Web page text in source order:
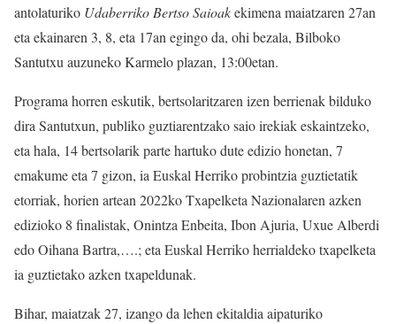
antolaturiko Udaberriko Bertso Saioakekimena maiatzaren 27an
eta ekainaren 3, 8, eta 17an egingo da, ohi bezala, Bilboko
Santutxu auzuneko Karmelo plazan, 13:00etan.
Programa horren eskutik, bertsolaritzaren izen berrienak bilduko
dira Santutxun, publiko guztiarentzako saio irekiak eskaintzeko,
eta hala, 14 bertsolarik parte hartuko dute edizio honetan, 7
emakume eta 7 gizon, ia Euskal Herriko probintzia guztietatik
etorriak, horien artean 2022ko Txapelketa Nazionalaren azken
edizioko 8 finalistak, Onintza Enbeita, Ibon Ajuria, Uxue Alberdi
edo Oihana Bartra,….; eta Euskal Herriko herrialdeko txapelketa
ia guztietako azken txapeldunak.
Bihar, maiatzak 27, izango da lehen ekitaldia aipaturiko